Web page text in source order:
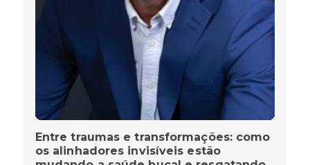
Entre traumas e transformações: como
os alinhadores invisíveis estão